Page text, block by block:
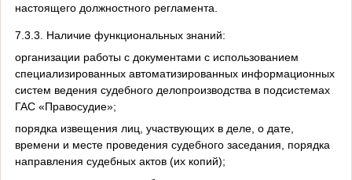
настоящего должностного регламента.
7.3.3. Наличие функциональных знаний:
организации работы с документами с использованием
специализированных автоматизированных информационных
систем ведения судебного делопроизводства в подсистемах
ГАС «Правосудие»;
порядка извещения лиц, участвующих в деле, о дате,
времени и месте проведения судебного заседания, порядка
направления судебных актов (их копий);